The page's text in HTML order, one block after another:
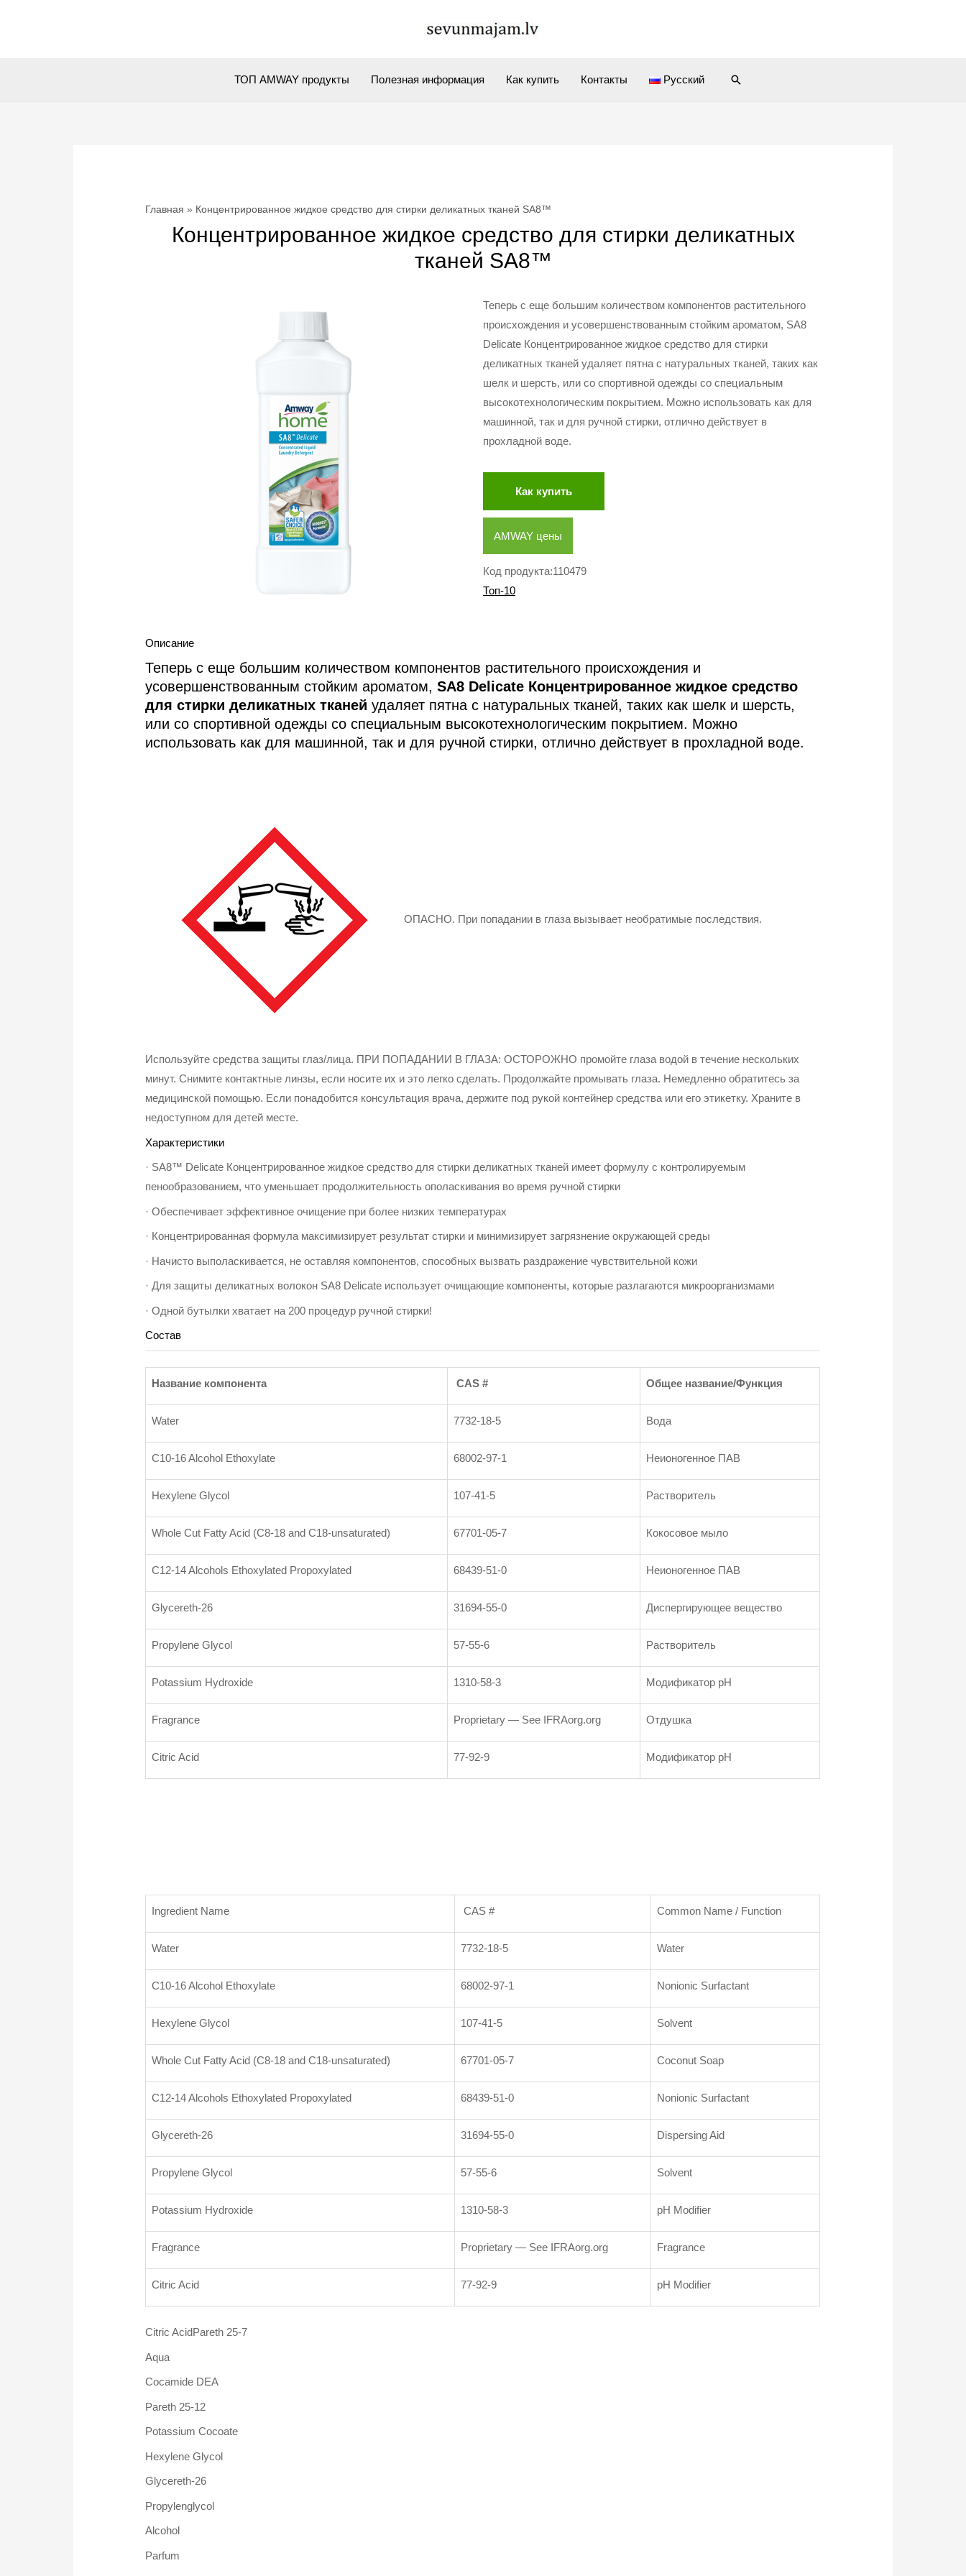
ТОП AMWAY продукты Полезная информация Как купить Контакты Русский Поиск
Главная Концентрированное жидкое средство для стирки деликатных тканей SA8™
Концентрированное жидкое средство для стирки деликатных
тканей SA8™
Теперь с еще большим количеством компонентов растительного
происхождения и усовершенствованным стойким ароматом, SA8
Delicate Концентрированное жидкое средство для стирки
деликатных тканей удаляет пятна с натуральных тканей, таких как
шелк и шерсть, или со спортивной одежды со специальным
высокотехнологическим покрытием. Можно использовать как для
машинной, так и для ручной стирки, отлично действует в
прохладной воде.
Как купить
AMWAY цены
Код продукта:110479
Топ-10
Описание
Теперь с еще большим количеством компонентов растительного происхождения и
усовершенствованным стойким ароматом,SA8 Delicate Концентрированное жидкое средство
для стирки деликатных тканей удаляет пятна с натуральных тканей, таких как шелк и шерсть,
или со спортивной одежды со специальным высокотехнологическим покрытием. Можно
использовать как для машинной, так и для ручной стирки, отлично действует в прохладной воде.
ОПАСНО. При попадании в глаза вызывает необратимые последствия.
Используйте средства защиты глаз/лица. ПРИ ПОПАДАНИИ В ГЛАЗА: ОСТОРОЖНО промойте глаза водой в течение нескольких
минут. Снимите контактные линзы, если носите их и это легко сделать. Продолжайте промывать глаза. Немедленно обратитесь за
медицинской помощью. Если понадобится консультация врача, держите под рукой контейнер средства или его этикетку. Храните в
недоступном для детей месте.
Характеристики
· SA8™ Delicate Концентрированное жидкое средство для стирки деликатных тканей имеет формулу с контролируемым
пенообразованием, что уменьшает продолжительность ополаскивания во время ручной стирки
· Обеспечивает эффективное очищение при более низких температурах
· Концентрированная формула максимизирует результат стирки и минимизирует загрязнение окружающей среды
· Начисто выполаскивается, не оставляя компонентов, способных вызвать раздражение чувствительной кожи
· Для защиты деликатных волокон SA8 Delicate использует очищающие компоненты, которые разлагаются микроорганизмами
· Одной бутылки хватает на 200 процедур ручной стирки!
Состав
Название компонента CAS # Общее название/Функция
Water 7732-18-5 Вода
C10-16 Alcohol Ethoxylate 68002-97-1 Неионогенное ПАВ
Hexylene Glycol 107-41-5 Растворитель
Whole Cut Fatty Acid (C8-18 and C18-unsaturated) 67701-05-7 Кокосовое мыло
C12-14 Alcohols Ethoxylated Propoxylated 68439-51-0 Неионогенное ПАВ
Glycereth-26 31694-55-0 Диспергирующее вещество
Propylene Glycol 57-55-6 Растворитель
Potassium Hydroxide 1310-58-3 Модификатор pH
Fragrance Proprietary — See IFRAorg.org Отдушка
Citric Acid 77-92-9 Модификатор pH
Ingredient Name CAS # Common Name / Function
Water 7732-18-5 Water
C10-16 Alcohol Ethoxylate 68002-97-1 Nonionic Surfactant
Hexylene Glycol 107-41-5 Solvent
Whole Cut Fatty Acid (C8-18 and C18-unsaturated) 67701-05-7 Coconut Soap
C12-14 Alcohols Ethoxylated Propoxylated 68439-51-0 Nonionic Surfactant
Glycereth-26 31694-55-0 Dispersing Aid
Propylene Glycol 57-55-6 Solvent
Potassium Hydroxide 1310-58-3 pH Modifier
Fragrance Proprietary — See IFRAorg.org Fragrance
Citric Acid 77-92-9 pH Modifier
Citric AcidPareth 25-7
Aqua
Cocamide DEA
Pareth 25-12
Potassium Cocoate
Hexylene Glycol
Glycereth-26
Propylenglycol
Alcohol
Parfum